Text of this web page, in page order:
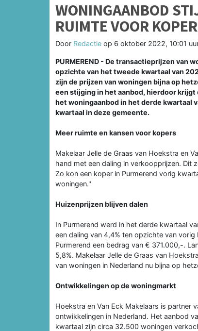
WONINGAANBOD
RUIMTE VOOR KOPER
Door Redactie op 6 oktober 2022, 10:01
PURMEREND - De transactieprijzen van
opzichte van het tweede kwartaal van
zijn de prijzen van woningen bijna op
een stijging in het aanbod, hierdoor
het woningaanbod in het derde kwartaal
kwartaal in deze gemeente.
Meer ruimte en kansen voor kopers
Makelaar Jelle de Graas van Hoekstra en
hand met een daling in verkoopprijzen. Dit
Zo kon een koper in Purmerend vorig
woningen."
Huizenprijzen blijven dalen
In Purmerend werd in het derde kwartaal
een daling van 4,4% ten opzichte van
Purmerend een bedrag van € 371.000,-.
5,8%. Makelaar Jelle de Graas van
van woningen in Nederland nu bijna op
Ontwikkelingen op de woningmarkt
Hoekstra en Van Eck Makelaars is partner
ontwikkelingen in Nederland. Het aanbod
kwartaal zijn circa 32.500 woningen